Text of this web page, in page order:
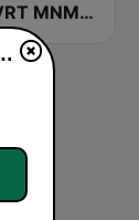
VRT MNM Hits
De Tijdloze en vivo